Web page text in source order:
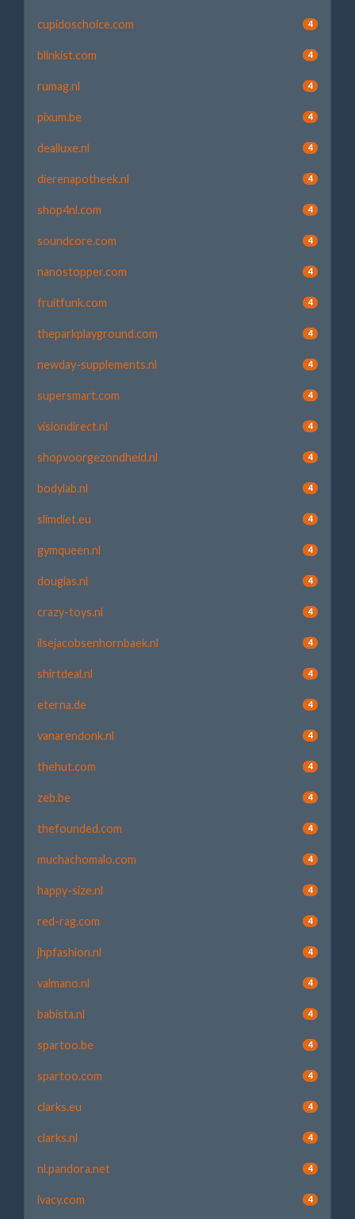
cupidoschoice.com 4
blinkist.com 4
rumag.nl 4
pixum.be 4
dealluxe.nl 4
dierenapotheek.nl 4
shop4nl.com 4
soundcore.com 4
nanostopper.com 4
fruitfunk.com 4
theparkplayground.com 4
newday-supplements.nl 4
supersmart.com 4
visiondirect.nl 4
shopvoorgezondheid.nl 4
bodylab.nl 4
slimdiet.eu 4
gymqueen.nl 4
douglas.nl 4
crazy-toys.nl 4
ilsejacobsenhornbaek.nl 4
shirtdeal.nl 4
eterna.de 4
vanarendonk.nl 4
thehut.com 4
zeb.be 4
thefounded.com 4
muchachomalo.com 4
happy-size.nl 4
red-rag.com 4
jhpfashion.nl 4
valmano.nl 4
babista.nl 4
spartoo.be 4
spartoo.com 4
clarks.eu 4
clarks.nl 4
nl.pandora.net 4
ivacy.com 4